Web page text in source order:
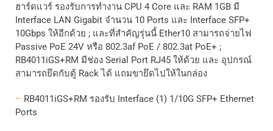
ฮาร์ดแวร์ รองรับการทำงาน CPU 4 Core และ RAM 1GB มี
Interface LAN Gigabit จำนวน 10 Ports และ Interface SFP+
10Gbps ให้อีกด้วย ; และที่สำคัญรุ่นนี้ Ether10 สามารถจ่ายไฟ
Passive PoE 24V หรือ 802.3af PoE / 802.3at PoE+ ;
RB4011iGS+RM มีช่อง Serial Port RJ45 ให้ด้วย และ อุปกรณ์
สามารถยึดกับตู้ Rack ได้ แถมขายึดไปให้ในกล่อง
– RB4011iGS+RM รองรับ Interface (1) 1/10G SFP+ Ethernet
Ports